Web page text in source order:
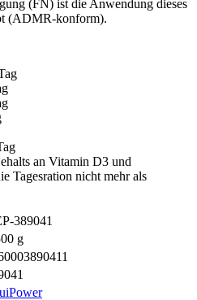
(FN) ist die Anwendung dieses
(ADMR-konform).
an Vitamin D3 und
Tagesration nicht mehr als
389041
g